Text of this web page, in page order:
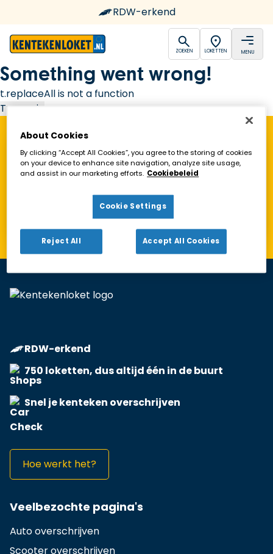
RDW-erkend
open
ZOEKEN LOKETTEN MENU
Something went wrong!
t.replaceAll is not a function
Try again
Vind een Kentekenloket in de buurt!
Toon alleen geopende loketten
RDW-erkend
750 loketten, dus altijd één in de buurt
Snel je kenteken overschrijven
Hoe werkt het?
Veelbezochte pagina's
Auto overschrijven
Scooter overschrijven
About Cookies
By clicking “Accept All Cookies”, you agree to the storing of cookies
on your device to enhance site navigation, analyze site usage,
and assist in our marketing efforts. Cookiebeleid
Cookie Settings
Reject All Accept All Cookies